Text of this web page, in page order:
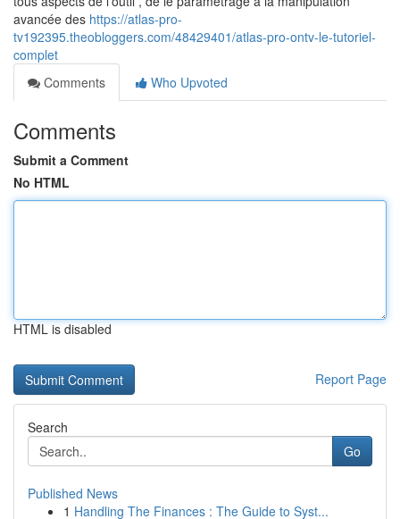
avancée des https://atlas-pro-
tv192395.theobloggers.com/48429401/atlas-pro-ontv-le-tutoriel-
complet
Comments
Who Upvoted
Comments
Submit a Comment
No HTML
HTML is disabled
Report Page
Search
Go
Published News
1 Handling The Finances : The Guide to Syst...